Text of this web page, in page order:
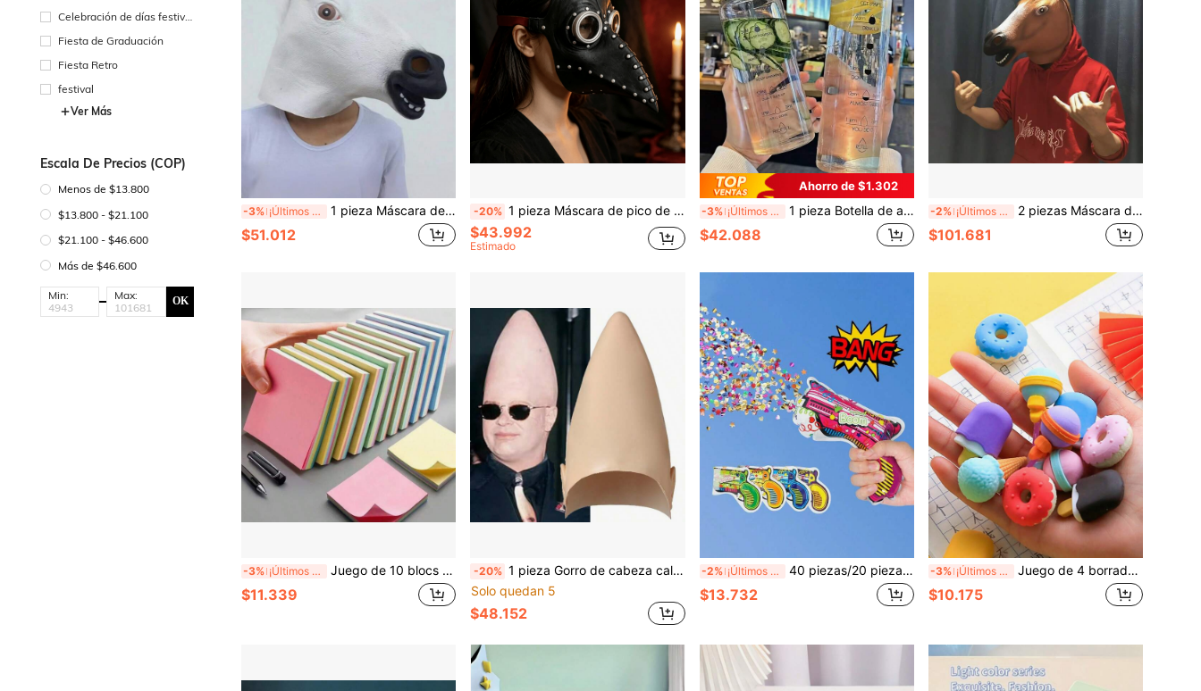
Celebración de días festivo
Fiesta de Graduación
Fiesta Retro
festival
Ver Más
Escala De Precios (COP)
Menos de $13.800
$13.800 - $21.100
$21.100 - $46.600
Más de $46.600
Min: Max: OK
-3% ¡Últimos 3 días 1 pieza Máscara de cabeza de caballo de látex - Máscara de disfraz de cabeza de caballo marrón realista, adecuada para fiestas de Navidad, cosplay y otras ocasiones
$51.012
-20% 1 pieza Máscara de pico de pájaro negra de Halloween, popular máscara de pico de pájaro de doctor de la peste estilo steampunk
$43.992
Estimado
Ahorro de $1.302
-3% ¡Últimos 3 días 1 pieza Botella de agua de vidrio borosilicato inspiradora, 700 ml/1000 ml - a prueba de fugas y portátil con marcas de tiempo y frases motivacionales, de alta calidad y reutilizable para exteriores, campamento, fitness
$42.088
-2% ¡Últimos 2 días 2 piezas Máscara de cabeza de caballo divertida, accesorio de cabeza de caballo para cosplay, máscara de cabeza de caballo animal para Halloween
$101.681
-3% ¡Últimos 3 días Juego de 10 blocs de notas de colores, 100 hojas - Cuadrados, fáciles de arrancar y enviar por correo, artículos de papelería vibrantes para oficina y estudiantes, útiles escolares
$11.339
-20% 1 pieza Gorro de cabeza calva alta, piel calva, accesorio de disfraz de Halloween, máscara de cabeza de caballo, cubierta de cabeza de alienígena PU divertida y novedosa (Máscara de cabeza de caballo, como estos productos son hechos a mano, cada uno es ligeramente diferente, pero generalmente son los mismos. Se envían al azar)
Solo quedan 5
$48.152
-2% ¡Últimos 2 días 40 piezas/20 piezas/12 piezas/8 piezas Fuegos artificiales mini de inflado automático, surtido de estilo para celebraciones, cumpleaños, bodas
$13.732
-3% ¡Últimos 3 días Juego de 4 borradores creativos con formas para estudiantes, borradores de helado y pastel, borradores de hamburguesa de dibujos animados, regalo de papelería
$10.175